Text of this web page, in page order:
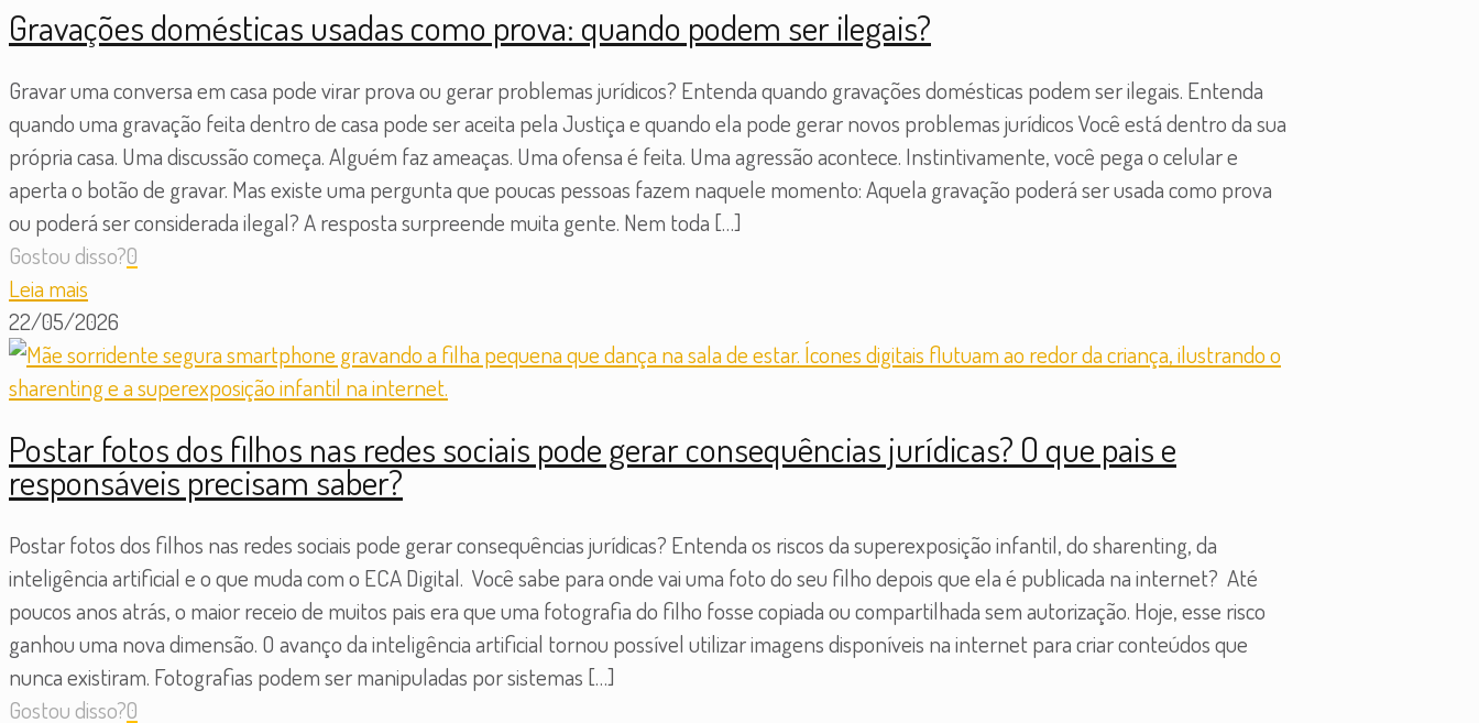
Gravações domésticas usadas como prova: quando podem ser ilegais?
Gravar uma conversa em casa pode virar prova ou gerar problemas jurídicos? Entenda quando gravações domésticas podem ser ilegais. Entenda
quando uma gravação feita dentro de casa pode ser aceita pela Justiça e quando ela pode gerar novos problemas jurídicos Você está dentro da sua
própria casa. Uma discussão começa. Alguém faz ameaças. Uma ofensa é feita. Uma agressão acontece. Instintivamente, você pega o celular e
aperta o botão de gravar. Mas existe uma pergunta que poucas pessoas fazem naquele momento: Aquela gravação poderá ser usada como prova
ou poderá ser considerada ilegal? A resposta surpreende muita gente. Nem toda […]
Gostou disso?0
Leia mais
22/05/2026
Postar fotos dos filhos nas redes sociais pode gerar consequências jurídicas? O que pais e
responsáveis precisam saber?
Postar fotos dos filhos nas redes sociais pode gerar consequências jurídicas? Entenda os riscos da superexposição infantil, do sharenting, da
inteligência artificial e o que muda com o ECA Digital. Você sabe para onde vai uma foto do seu filho depois que ela é publicada na internet? Até
poucos anos atrás, o maior receio de muitos pais era que uma fotografia do filho fosse copiada ou compartilhada sem autorização. Hoje, esse risco
ganhou uma nova dimensão. O avanço da inteligência artificial tornou possível utilizar imagens disponíveis na internet para criar conteúdos que
nunca existiram. Fotografias podem ser manipuladas por sistemas […]
Gostou disso?0